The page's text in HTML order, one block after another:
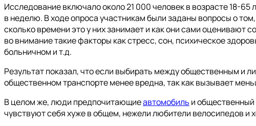
Исследование включало около 21 000 человек в возрасте 18-65
в неделю. В ходе опроса участникам были заданы вопросы о
сколько времени это у них занимает и как они сами оценивают
во внимание такие факторы как стресс, сон, психическое
больничном и т.д.
Результат показал, что если выбирать между общественным и
общественном транспорте менее вредна, так как вызывает
В целом же, люди предпочитающиеавтомобиль и общественный
чувствуют себя хуже в общем, нежели любители велосипедов и